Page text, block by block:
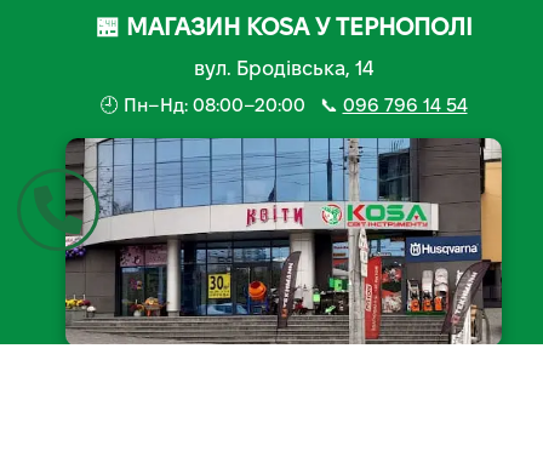
🏪 МАГАЗИН KOSA У ТЕРНОПОЛІ
вул. Бродівська, 14
🕘 Пн–Нд: 08:00–20:00 📞 096 796 14 54